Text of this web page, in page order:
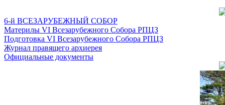
6-й ВСЕЗАРУБЕЖНЫЙ СОБОР
Материлы VI Всезарубежного Собора РПЦЗ
Подготовка VI Всезарубежного Собора РПЦЗ
Журнал правящего архиерея
Официальные документы